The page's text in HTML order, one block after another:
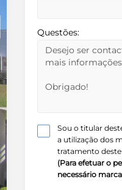
Questões:
Sou o titular
a utilização dos
tratamento
(Para efetuar o
necessário